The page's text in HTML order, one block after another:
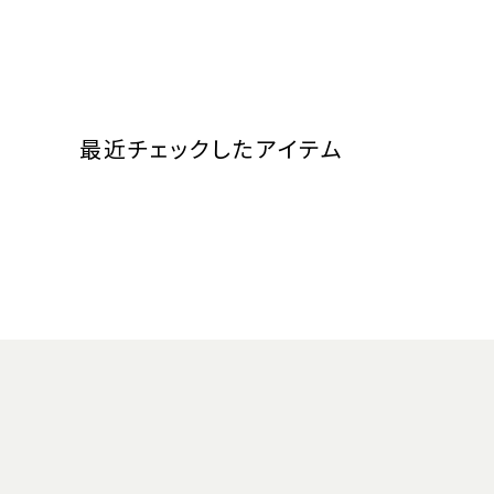
最近チェックしたアイテム